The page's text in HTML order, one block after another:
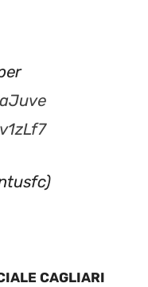
CAGLIARI